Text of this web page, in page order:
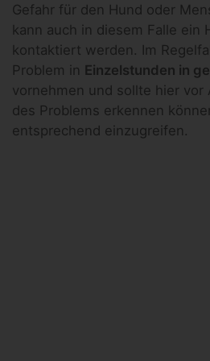
Gefahr für den Hund oder
kann auch in diesem Falle ein
kontaktiert werden. Im
Problem in Einzelstunden in
vornehmen und sollte hier vor
des Problems erkennen
entsprechend einzugreifen.